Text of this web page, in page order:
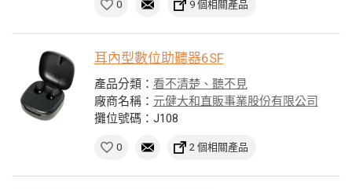
0 9 個相關產品
耳內型數位助聽器6SF
產品分類： 看不清楚、聽不見
廠商名稱： 元健大和直販事業股份有限公司
攤位號碼：J108
0 2 個相關產品